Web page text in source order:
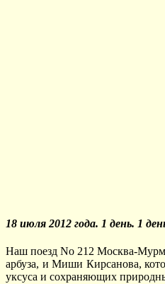
18 июля 2012 года. 1 день. 1
Наш поезд No 212 Москва-
арбуза, и Миши Кирсанова,
уксуса и сохраняющих